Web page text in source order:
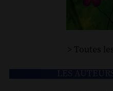
> Toutes